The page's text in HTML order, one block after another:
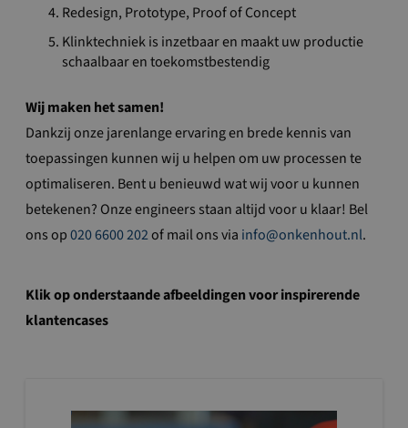
Redesign, Prototype, Proof of Concept
Klinktechniek is inzetbaar en maakt uw productie
schaalbaar en toekomstbestendig
Wij maken het samen!
Dankzij onze jarenlange ervaring en brede kennis van
toepassingen kunnen wij u helpen om uw processen te
optimaliseren. Bent u benieuwd wat wij voor u kunnen
betekenen? Onze engineers staan altijd voor u klaar! Bel
ons op020 6600 202of mail ons via info@onkenhout.nl.
Klik op onderstaande afbeeldingen voor inspirerende
klantencases